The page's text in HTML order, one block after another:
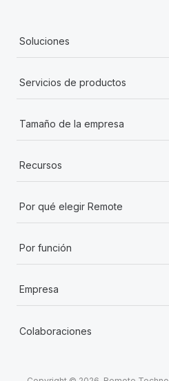
Soluciones
Servicios de productos
Tamaño de la empresa
Recursos
Por qué elegir Remote
Por función
Empresa
Colaboraciones